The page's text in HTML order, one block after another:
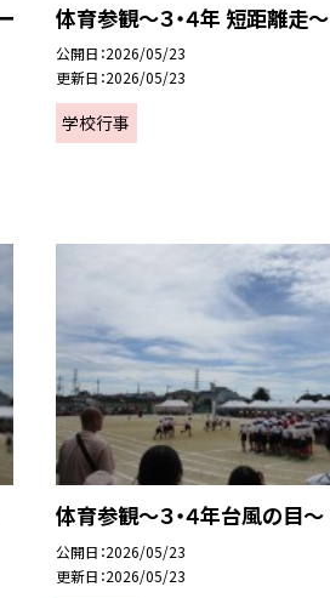
体育参観～３・４年 短距離走～
公開日 2026/05/23
更新日 2026/05/23
学校行事
体育参観～３・４年台風の目～
公開日 2026/05/23
更新日 2026/05/23